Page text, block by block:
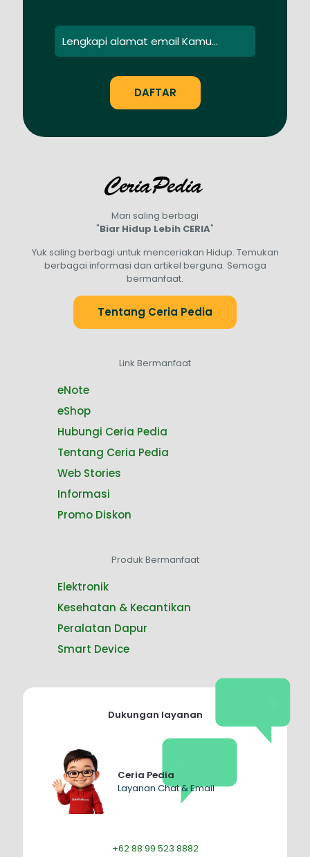
Mari saling berbagi
"Biar Hidup Lebih CERIA"
Yuk saling berbagi untuk menceriakan Hidup. Temukan
berbagai informasi dan artikel berguna. Semoga
bermanfaat.
Tentang Ceria Pedia
Link Bermanfaat
eNote
eShop
Hubungi Ceria Pedia
Tentang Ceria Pedia
Web Stories
Informasi
Promo Diskon
Produk Bermanfaat
Elektronik
Kesehatan & Kecantikan
Peralatan Dapur
Smart Device
Dukungan layanan
Ceria Pedia
Layanan Chat & Email
+62 88 99 523 8882